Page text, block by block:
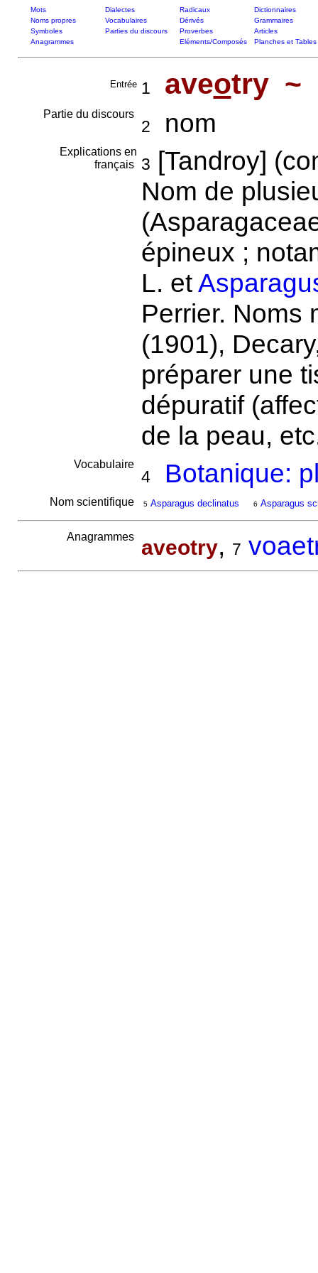
Mots Dialectes Radicaux
Dictionnaires
Noms propres
Vocabulaires Dérivés
Grammaires
Symboles
Parties du discours Proverbes
Articles
Anagrammes
Eléments/Composés Planches et Tables
Entrée 1 aveotry ~
Partie du discours
2 nom
Explications en
français
3 [Tandroy]
Nom de
épineux ;
L. et
Perrier. Noms
(1901),
préparer une
dépuratif
de la peau,
Vocabulaire
4 Botanique:
Nom scientifique 5 Asparagus declinatus 6 Asparagus
Anagrammes aveotry, 7